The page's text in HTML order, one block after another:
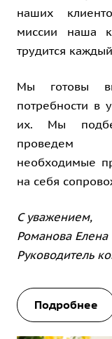
наших
миссии наша
трудится
Мы готовы
потребности в
их. Мы
проведем
необходимые
на себя
С уважением,
Романова
Руководитель
Подробнее